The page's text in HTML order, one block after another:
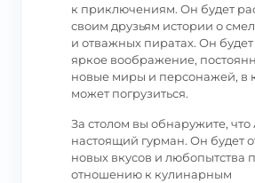
к приключениям. Он будет
своим друзьям истории о
и отважных пиратах. Он
яркое воображение,
новые миры и персонажей, в
может погрузиться.
За столом вы обнаружите,
настоящий гурман. Он будет
новых вкусов и любопытства
отношению к кулинарным